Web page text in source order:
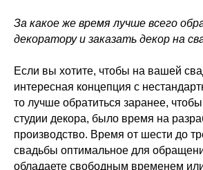
За какое же время лучше всего
декоратору и заказать декор на
Если вы хотите, чтобы на вашей
интересная концепция с
то лучше обратиться заранее, чтобы
студии декора, было время на
производство. Время от шести до
свадьбы оптимальное для
обладаете свободным временем